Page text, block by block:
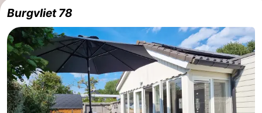
Burgvliet 78